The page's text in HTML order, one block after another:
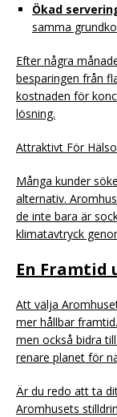
Ökad
samma
Efter några
besparingen från
kostnaden för
lösning.
Attraktivt För
Många kunder
alternativ.
de inte bara är
klimatavtryck
En Framtid
Att välja
mer hållbar
men också bidra
renare planet för
Är du redo att ta
Aromhusets